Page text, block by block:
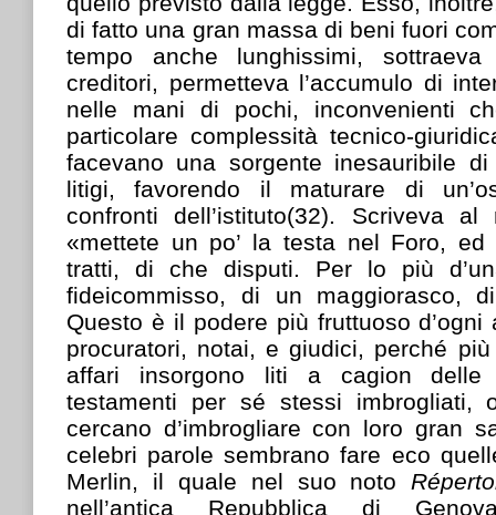
di fatto una gran massa di beni fuori
tempo anche lunghissimi,
creditori, permetteva l’accumulo di
nelle mani di pochi, inconvenienti
particolare complessità tecnico-
facevano una sorgente inesauribile
litigi, favorendo il maturare di
confronti dell’istituto(32). Scriveva
«mettete un po’ la testa nel Foro,
tratti, di che disputi. Per lo più
fideicommisso, di un maggiorasco,
Questo è il podere più fruttuoso
procuratori, notai, e giudici, perché
affari insorgono liti a cagion delle
testamenti per sé stessi
cercano d’imbrogliare con loro gran
celebri parole sembrano fare eco
Merlin, il quale nel suo noto
nell’antica Repubblica di